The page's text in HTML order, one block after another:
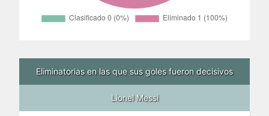
Eliminatorias en las que sus goles fueron decisivos
Lionel Messi